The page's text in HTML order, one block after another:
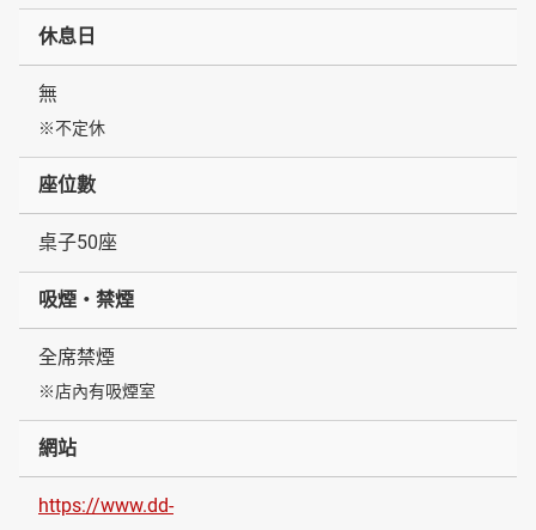
休息日
無
※不定休
座位數
桌子50座
吸煙・禁煙
全席禁煙
※店內有吸煙室
網站
https://www.dd-